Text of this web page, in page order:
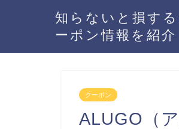
知らないと損する
ーポン情報を紹介
クーポン
ALUGO（